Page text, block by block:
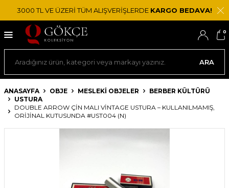
3000 TL VE ÜZERİ TÜM ALIŞVERİŞLERDE KARGO BEDAVA!
ARA
0
ANASAYFA OBJE MESLEKI OBJELER
BERBER KÜLTÜRÜ
USTURA
DOUBLE ARROW ÇIN MALI VINTAGE USTURA – KULLANILMAMIŞ,
ORIJINAL KUTUSUNDA #UST004 (N)